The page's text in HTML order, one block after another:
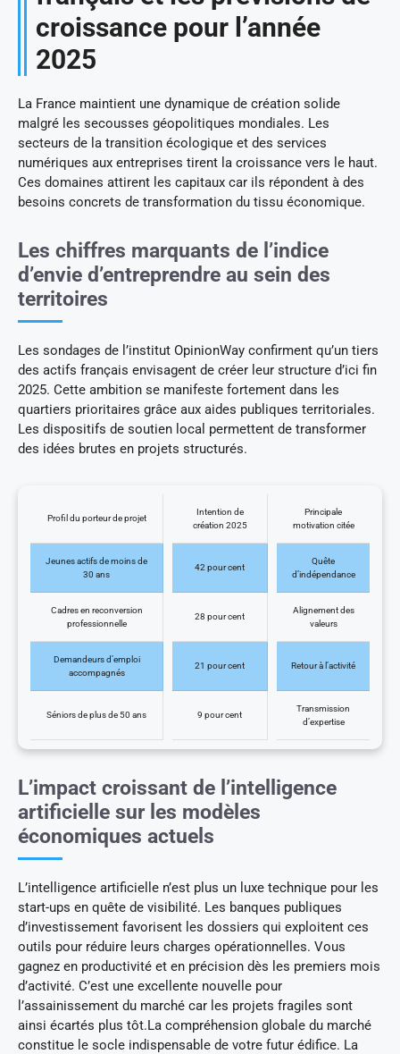
croissance pour l’année
2025
La France maintient une dynamique de création solide
malgré les secousses géopolitiques mondiales. Les
secteurs de la transition écologique et des services
numériques aux entreprises tirent la croissance vers le haut.
Ces domaines attirent les capitaux car ils répondent à des
besoins concrets de transformation du tissu économique.
Les chiffres marquants de l’indice
d’envie d’entreprendre au sein des
territoires
Les sondages de l’institut OpinionWay confirment qu’un tiers
des actifs français envisagent de créer leur structure d’ici fin
2025. Cette ambition se manifeste fortement dans les
quartiers prioritaires grâce aux aides publiques territoriales.
Les dispositifs de soutien local permettent de transformer
des idées brutes en projets structurés.
Profil du porteur de projet
Intention de
création 2025
Principale
motivation citée
Jeunes actifs de moins de
30 ans
42 pour cent
Quête
d’indépendance
Cadres en reconversion
professionnelle
28 pour cent
Alignement des
valeurs
Demandeurs d’emploi
accompagnés
21 pour cent Retour à l’activité
Séniors de plus de 50 ans 9 pour cent
Transmission
d’expertise
L’impact croissant de l’intelligence
artificielle sur les modèles
économiques actuels
L’intelligence artificielle n’est plus un luxe technique pour les
start-ups en quête de visibilité. Les banques publiques
d’investissement favorisent les dossiers qui exploitent ces
outils pour réduire leurs charges opérationnelles. Vous
gagnez en productivité et en précision dès les premiers mois
d’activité. C’est une excellente nouvelle pour
l’assainissement du marché car les projets fragiles sont
ainsi écartés plus tôt.La compréhension globale du marché
constitue le socle indispensable de votre futur édifice. La